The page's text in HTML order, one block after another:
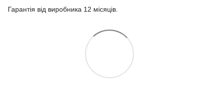
Гарантія від виробника 12 місяців.